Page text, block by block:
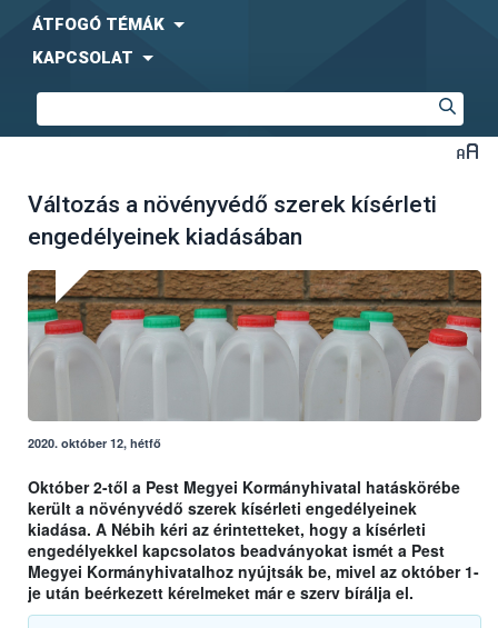
ÁTFOGÓ TÉMÁK
KAPCSOLAT
Változás a növényvédő szerek kísérleti
engedélyeinek kiadásában
2020. október 12, hétfő
Október 2-től a Pest Megyei Kormányhivatal hatáskörébe
került a növényvédő szerek kísérleti engedélyeinek
kiadása. A Nébih kéri az érintetteket, hogy a kísérleti
engedélyekkel kapcsolatos beadványokat ismét a Pest
Megyei Kormányhivatalhoz nyújtsák be, mivel az október 1-
je után beérkezett kérelmeket már e szerv bírálja el.